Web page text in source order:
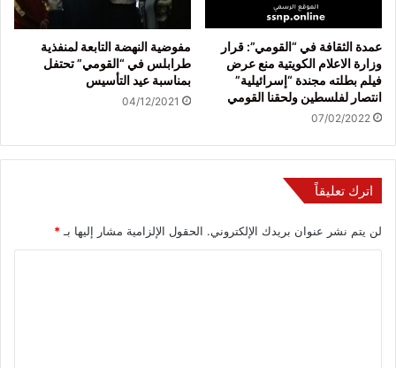
عمدة الثقافة في “القومي”: قرار
وزارة الاعلام الكويتية منع عرض
فيلم بطلته مجندة “إسرائيلية”
انتصار لفلسطين ولحقنا القومي
07/02/2022
مفوضية النهضة التابعة لمنفذية
طرابلس في “القومي” تحتفل
بمناسبة عيد التأسيس
04/12/2021
اترك تعليقاً
لن يتم نشر عنوان بريدك الإلكتروني. الحقول الإلزامية مشار إليها بـ*